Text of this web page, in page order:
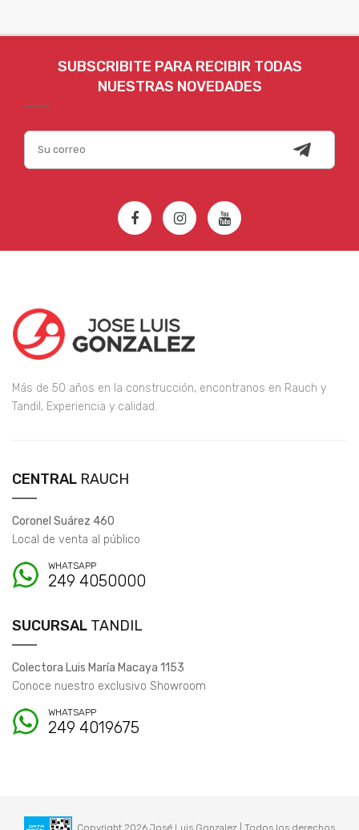
SUBSCRIBITE PARA RECIBIR TODAS
NUESTRAS NOVEDADES
Más de 50 años en la construcción, encontranos en Rauch y
Tandil, Experiencia y calidad.
CENTRAL RAUCH
Coronel Suárez 460
Local de venta al público
WHATSAPP
249 4050000
SUCURSAL TANDIL
Colectora Luis María Macaya 1153
Conoce nuestro exclusivo Showroom
WHATSAPP
249 4019675
Copyright 2026 José Luis Gonzalez | Todos los derechos